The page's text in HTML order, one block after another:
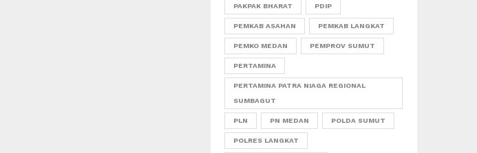
PAKPAK BHARAT PDIP
PEMKAB ASAHAN PEMKAB LANGKAT
PEMKO MEDAN PEMPROV SUMUT
PERTAMINA
PERTAMINA PATRA NIAGA REGIONAL
SUMBAGUT
PLN PN MEDAN POLDA SUMUT
POLRES LANGKAT